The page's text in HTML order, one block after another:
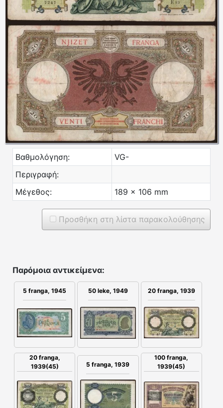
Βαθμολόγηση:
VG-
Περιγραφή:
Μέγεθος:
189 x 106 mm
Προσθήκη στη λίστα παρακολούθησης
Παρόμοια αντικείμενα:
5 franga, 1945 50 leke, 1949 20 franga, 1939
20 franga,
1939(45)
5 franga, 1939
100 franga,
1939(45)